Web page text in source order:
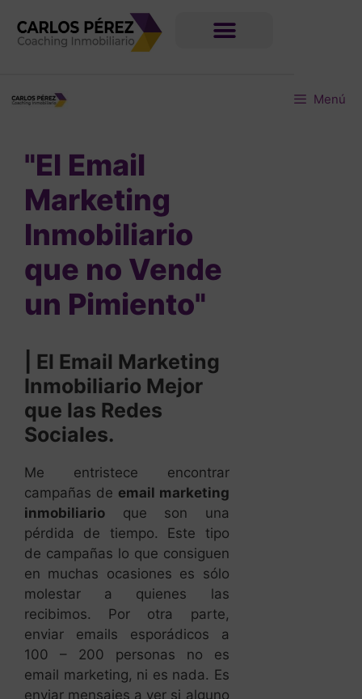
Menú
"El Email
Marketing
Inmobiliario
que no Vende
un Pimiento"
El Email Marketing
Inmobiliario Mejor
que las Redes
Sociales.
Me entristece encontrar
campañas de email marketing
inmobiliario que son una
pérdida de tiempo. Este tipo
de campañas lo que consiguen
en muchas ocasiones es sólo
molestar a quienes las
recibimos. Por otra parte,
enviar emails esporádicos a
100 – 200 personas no es
email marketing, ni es nada. Es
enviar mensajes a ver si alguno